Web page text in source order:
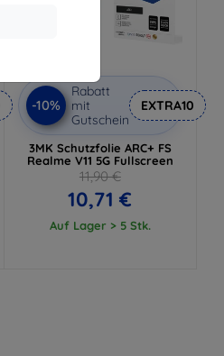
-10%
Rabatt
mit
Gutschein
EXTRA10
3MK Schutzfolie ARC+ FS
Realme V11 5G Fullscreen
11,90 €
10,71 €
Auf Lager > 5 Stk.